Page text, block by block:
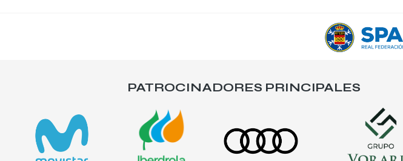
PATROCINADORES PRINCIPALES